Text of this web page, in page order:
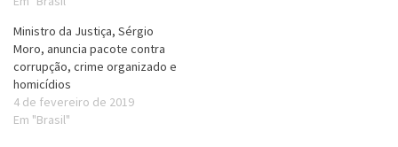
Ministro da Justiça, Sérgio
Moro, anuncia pacote contra
corrupção, crime organizado e
homicídios
4 de fevereiro de 2019
Em "Brasil"